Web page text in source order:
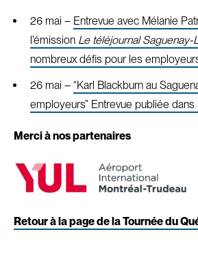
26 mai – Entrevue avec Mélanie
l’émission Le téléjournal Saguenay-
nombreux défis pour les
26 mai – “Karl Blackburn au
employeurs” Entrevue publiée dans
Merci à nos partenaires
Retour à la page de la Tournée du